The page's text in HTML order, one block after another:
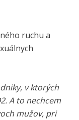
ruchu a
v ktorých
A to nechcem
mužov, pri